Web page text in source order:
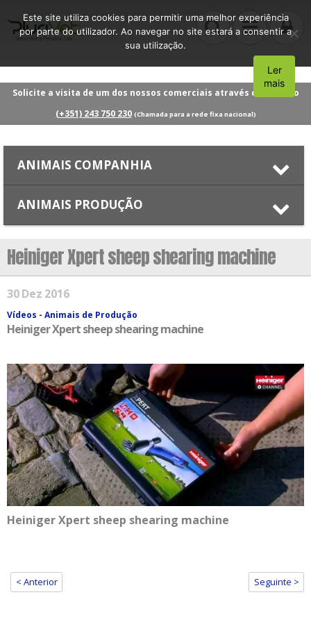
Solicite a visita de um dos nossos comerciais através do número
(+351) 243 750 230 (Chamada para a rede fixa nacional)
ANIMAIS COMPANHIA
ANIMAIS PRODUÇÃO
Heiniger Xpert sheep shearing machine
30Dez 2016
Vídeos - Animais de Produção
Heiniger Xpert sheep shearing machine
Heiniger Xpert sheep shearing machine
< Anterior Seguinte >
Este site utiliza cookies para permitir uma melhor experiência
por parte do utilizador. Ao navegar no site estará a consentir a
sua utilização.
Aceito
Ler
mais